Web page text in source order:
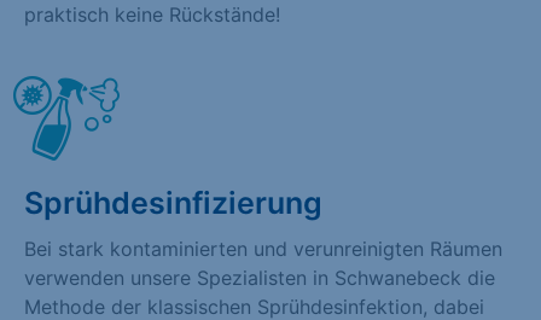
praktisch keine Rückstände!
Sprühdesinfizierung
Bei stark kontaminierten und verunreinigten Räumen
verwenden unsere Spezialisten in Schwanebeck die
Methode der klassischen Sprühdesinfektion, dabei